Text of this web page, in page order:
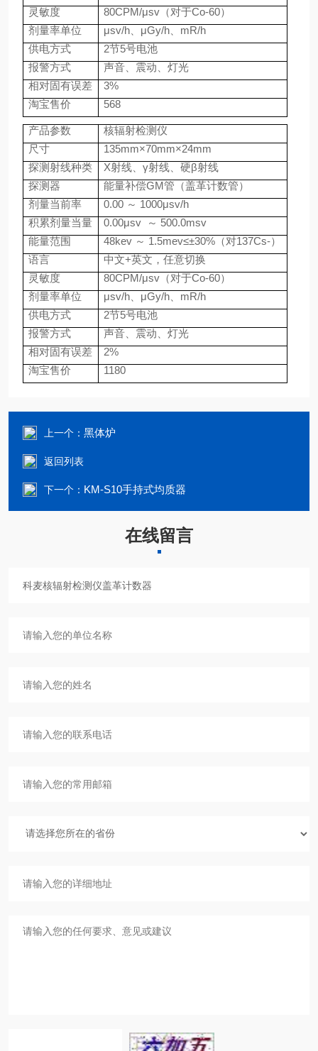
灵敏度
80CPM/μsv （对于Co-60）
剂量率单位
μsv/h 、μGy/h
mR/h
供电方式
2节5号电池
报警方式
声音、震动、灯光
相对固有误差
3%
淘宝售价
568
产品参数
核辐射检测仪
尺寸
135mm×70mm×24mm
探测射线种类
X射线、γ射线、硬β射线
探测器
能量补偿GM管（盖革计数管）
剂量当前率
0.00 ～ 1000μsv/h
积累剂量当量
0.00μsv ～ 500.0msv
能量范围
48kev ～ 1.5mev≤±30% （对137Cs-）
语言
中文+英文，任意切换
灵敏度
80CPM/μsv （对于Co-60）
剂量率单位
μsv/h 、μGy/h
mR/h
供电方式
2节5号电池
报警方式
声音、震动、灯光
相对固有误差
2%
淘宝售价
1180
上一个： 黑体炉
返回列表
下一个： KM-S10手持式均质器
在线留言